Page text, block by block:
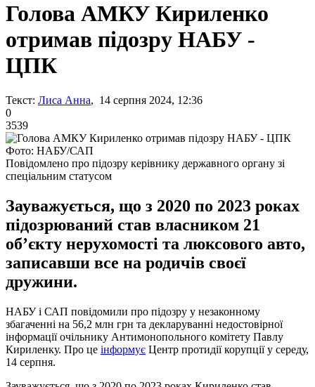
Голова АМКУ Кириленко
отримав підозру НАБУ -
ЦПК
Текст: Лиса Анна, 14 серпня 2024, 12:36
0
3539
Фото: НАБУ/САП
Повідомлено про підозру керівнику державного органу зі
спеціальним статусом
Зауважується, що з 2020 по 2023 роках
підозрюваний став власником 21
об’єкту нерухомості та люксового авто,
записавши все на родичів своєї
дружини.
НАБУ і САП повідомили про підозру у незаконному
збагаченні на 56,2 млн грн та декларуванні недостовірної
інформації очільнику Антимонопольного комітету Павлу
Кириленку. Про це інформує Центр протидії корупції у середу,
14 серпня.